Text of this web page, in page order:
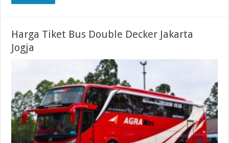
Harga Tiket Bus Double Decker Jakarta
Jogja